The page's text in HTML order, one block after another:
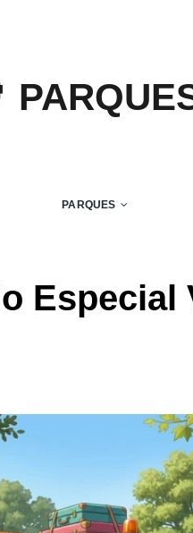
PARQUES
Especial